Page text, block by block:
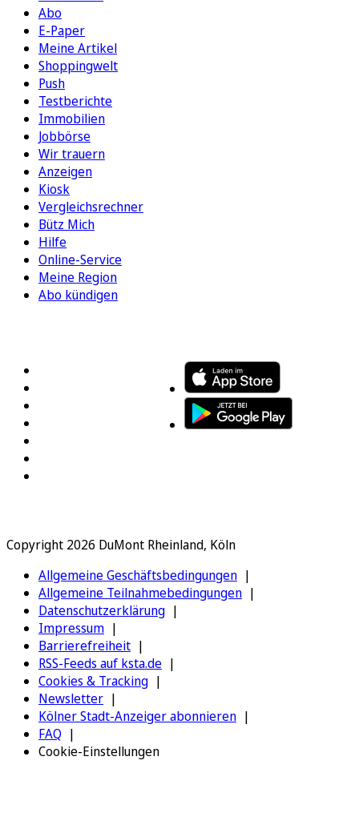
Abo
E-Paper
Meine Artikel
Shoppingwelt
Push
Testberichte
Immobilien
Jobbörse
Wir trauern
Anzeigen
Kiosk
Vergleichsrechner
Bütz Mich
Hilfe
Online-Service
Meine Region
Abo kündigen
Copyright 2026 DuMont Rheinland, Köln
Allgemeine Geschäftsbedingungen
Allgemeine Teilnahmebedingungen
Datenschutzerklärung
Impressum
Barrierefreiheit
RSS-Feeds auf ksta.de
Cookies & Tracking
Newsletter
Kölner Stadt-Anzeiger abonnieren
FAQ
Cookie-Einstellungen